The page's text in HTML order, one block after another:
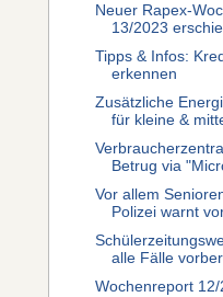
Neuer Rapex-
13/2023
Tipps & Infos:
erkennen
Zusätzliche
für kleine &
Betrug via
Vor allem
Polizei warnt
alle Fälle
Wochenreport 12/